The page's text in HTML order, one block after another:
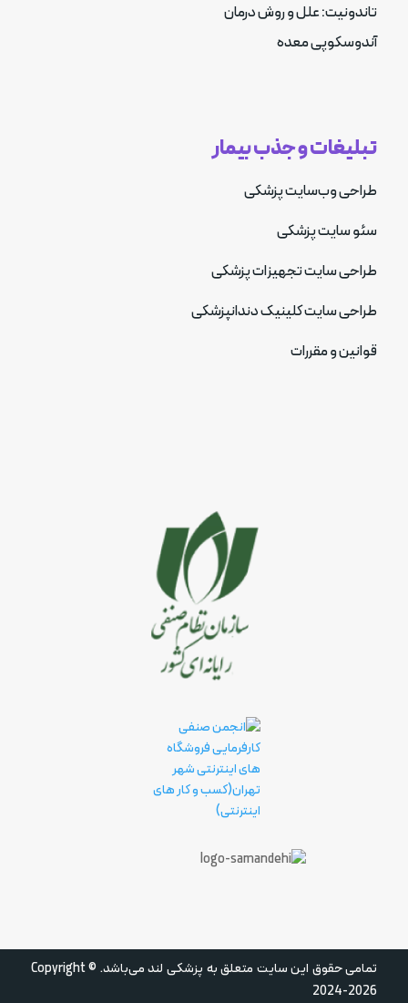
تبلیغات و جذب بیمار
طراحی وب‌سایت پزشکی
سئو سایت پزشکی
طراحی سایت تجهیزات پزشکی
طراحی سایت کلینیک دندانپزشکی
قوانین و مقررات
تاندونیت: علل و روش درمان
آندوسکوپی معده
تمامی حقوق این سایت متعلق به پزشکی لند می‌باشد.Copyright ©
2024-2026